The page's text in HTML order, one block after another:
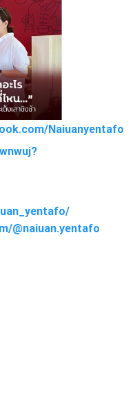
Naiuanyentafo
@naiuan.yentafo